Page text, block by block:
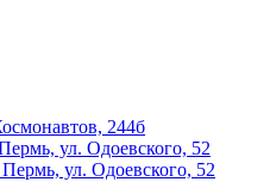
244б
ул. Одоевского, 52
ул. Одоевского, 52